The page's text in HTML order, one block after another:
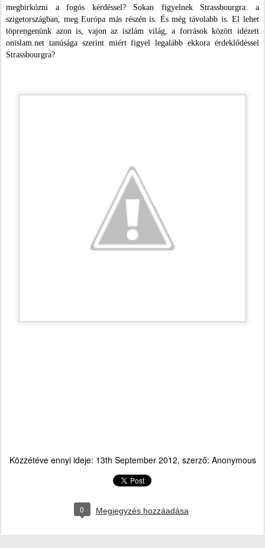
megbirkózni a fogós kérdéssel? Sokan figyelnek Strassbourgra: a
szigetországban, meg Európa más részén is. És még távolabb is. El lehet
töprengenünk azon is, vajon az iszlám világ, a források között idézett
onislam.net tanúsága szerint miért figyel legalább ekkora érdeklődéssel
Strassbourgra?
Közzétéve ennyi ideje: 13th September 2012, szerző: Anonymous
0 Megjegyzés hozzáadása